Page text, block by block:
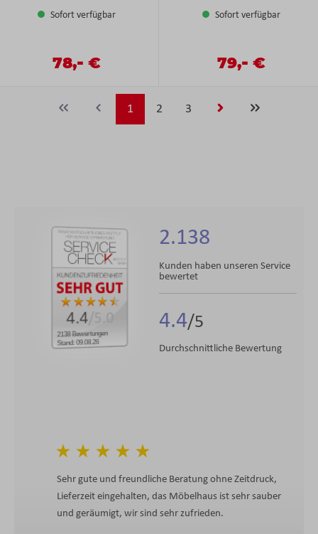
Sofort verfügbar
Regulärer Preis:
Verkaufspreis:
78,- €
Sofort verfügbar
Regulärer Preis:
Verkaufspreis:
79,- €
Seite
1 Seite
2 Seite
3
2138 Bewertungen
Stand: 09.08.26
4.4/5.0
2.138
Kunden haben unseren Service
bewertet
4.4
Durchschnittliche Bewertung
und freundliche Beratung ohne Zeitdruck,
eingehalten, das Möbelhaus ist sehr sauber
wir sind sehr zufrieden.